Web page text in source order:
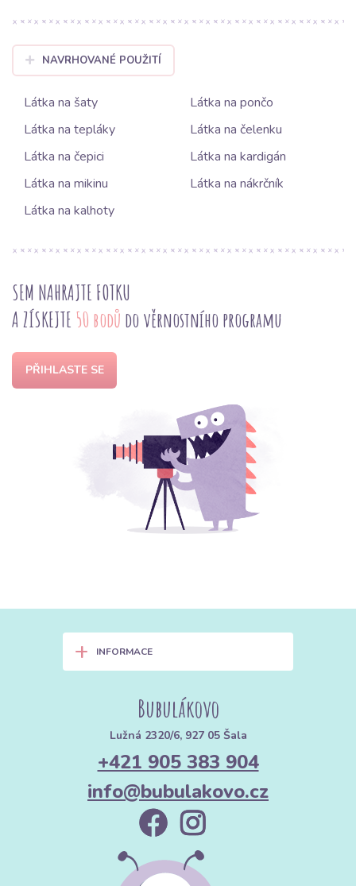
NAVRHOVANÉ POUŽITÍ
Látka na šaty
Látka na pončo
Látka na tepláky
Látka na čelenku
Látka na čepici
Látka na kardigán
Látka na mikinu
Látka na nákrčník
Látka na kalhoty
SEM NAHRAJTE FOTKU
A ZÍSKEJTE 50 bodů do věrnostního programu
PŘIHLASTE SE
+ INFORMACE
Bubulákovo
Lužná 2320/6, 927 05 Šala
+421 905 383 904
info@bubulakovo.cz